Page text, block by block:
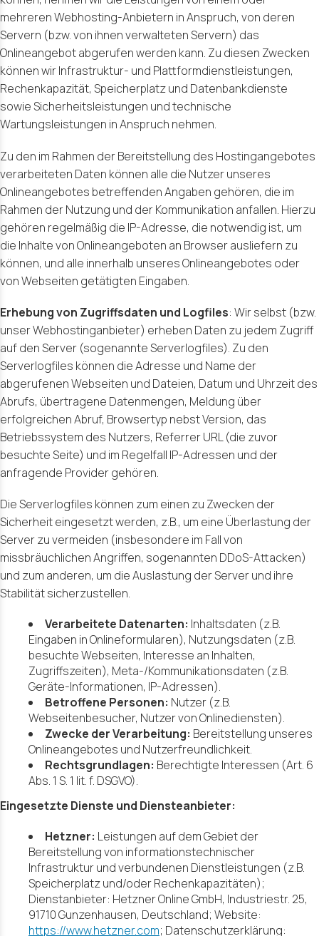
mehreren Webhosting-Anbietern in Anspruch, von deren
Servern (bzw. von ihnen verwalteten Servern) das
Onlineangebot abgerufen werden kann. Zu diesen Zwecken
können wir Infrastruktur- und Plattformdienstleistungen,
Rechenkapazität, Speicherplatz und Datenbankdienste
sowie Sicherheitsleistungen und technische
Wartungsleistungen in Anspruch nehmen.
Zu den im Rahmen der Bereitstellung des Hostingangebotes
verarbeiteten Daten können alle die Nutzer unseres
Onlineangebotes betreffenden Angaben gehören, die im
Rahmen der Nutzung und der Kommunikation anfallen. Hierzu
gehören regelmäßig die IP-Adresse, die notwendig ist, um
die Inhalte von Onlineangeboten an Browser ausliefern zu
können, und alle innerhalb unseres Onlineangebotes oder
von Webseiten getätigten Eingaben.
Erhebung von Zugriffsdaten und Logfiles: Wir selbst (bzw.
unser Webhostinganbieter) erheben Daten zu jedem Zugriff
auf den Server (sogenannte Serverlogfiles). Zu den
Serverlogfiles können die Adresse und Name der
abgerufenen Webseiten und Dateien, Datum und Uhrzeit des
Abrufs, übertragene Datenmengen, Meldung über
erfolgreichen Abruf, Browsertyp nebst Version, das
Betriebssystem des Nutzers, Referrer URL (die zuvor
besuchte Seite) und im Regelfall IP-Adressen und der
anfragende Provider gehören.
Die Serverlogfiles können zum einen zu Zwecken der
Sicherheit eingesetzt werden, z.B., um eine Überlastung der
Server zu vermeiden (insbesondere im Fall von
missbräuchlichen Angriffen, sogenannten DDoS-Attacken)
und zum anderen, um die Auslastung der Server und ihre
Stabilität sicherzustellen.
Verarbeitete Datenarten: Inhaltsdaten (z.B.
Eingaben in Onlineformularen), Nutzungsdaten (z.B.
besuchte Webseiten, Interesse an Inhalten,
Zugriffszeiten), Meta-/Kommunikationsdaten (z.B.
Geräte-Informationen, IP-Adressen).
Betroffene Personen: Nutzer (z.B.
Webseitenbesucher, Nutzer von Onlinediensten).
Zwecke der Verarbeitung: Bereitstellung unseres
Onlineangebotes und Nutzerfreundlichkeit.
Rechtsgrundlagen: Berechtigte Interessen (Art. 6
Abs. 1 S. 1 lit. f. DSGVO).
Eingesetzte Dienste und Diensteanbieter:
Hetzner: Leistungen auf dem Gebiet der
Bereitstellung von informationstechnischer
Infrastruktur und verbundenen Dienstleistungen (z.B.
Speicherplatz und/oder Rechenkapazitäten);
Dienstanbieter: Hetzner Online GmbH, Industriestr. 25,
91710 Gunzenhausen, Deutschland; Website:
https://www.hetzner.com; Datenschutzerklärung: